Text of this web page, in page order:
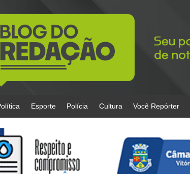
Esporte Polícia Cultura Você Repórter